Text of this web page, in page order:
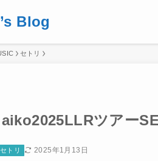
Blog
セトリ
aiko2025LLRツアー
セトリ 2025年1月13日